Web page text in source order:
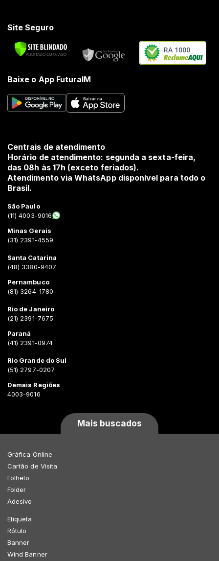
Site Seguro
RA 1000
Baixe o App FuturaIM
Centrais de atendimento
Horário de atendimento: segunda a sexta-feira,
das 08h às 17h (exceto feriados).
Atendimento via WhatsApp disponível para todo o
Brasil.
São Paulo
(11) 4003-9016
Minas Gerais
(31) 2391-4559
Santa Catarina
(48) 3380-9407
Pernambuco
(81) 3264-1780
Rio de Janeiro
(21) 2391-7675
Paraná
(41) 2391-0974
Rio Grande do Sul
(51) 2797-0207
Demais Regiões
4003-9016
Mais buscados
Gráfica Online
Cartão de Visita
Folheto
Folder
Adesivo
Etiqueta
Rótulo
Banner
Wind Banner